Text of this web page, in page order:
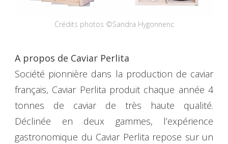
Crédits photos ©Sandra Hygonnenc
A propos de Caviar Perlita
Société pionnière dans la production de caviar
français, Caviar Perlita produit chaque année 4
tonnes de caviar de très haute qualité.
Déclinée en deux gammes, l’expérience
gastronomique du Caviar Perlita repose sur un